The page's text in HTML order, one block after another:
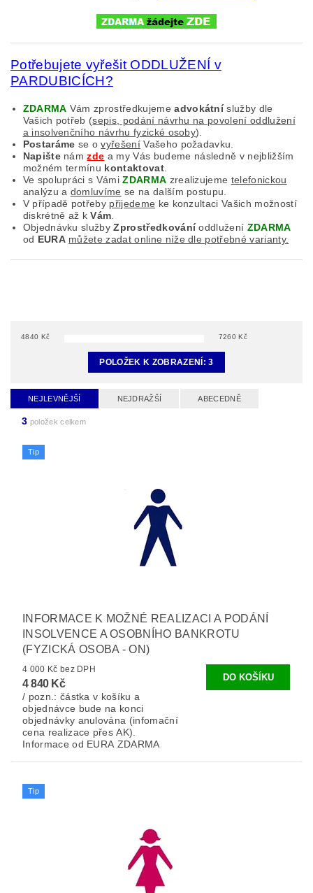
Potřebujete vyřešit ODDLUŽENÍ v
PARDUBICÍCH?
ZDARMA Vám zprostředkujemeadvokátníslužby dle
Vašich potřeb (sepis, podání návrhu na povolení oddlužení
a insolvenčního návrhu fyzické osoby).
Postaráme se ovyřešeníVašeho požadavku.
Napištenámzde a my Vás budeme následně v nejbližším
možném termínu kontaktovat.
Ve spolupráci s VámiZDARMA zrealizujeme telefonickou
analýzu a domluvíme se na dalším postupu.
V případě potřeby přijedeme ke konzultaci Vašich možností
diskrétně až kVám
Objednávku službyZprostředkováníoddlužení ZDARMA
od EURA můžete zadat online níže dle potřebné varianty.
4840 Kč 7260 Kč
POLOŽEK K ZOBRAZENÍ:3
NEJLEVNĚJŠÍ NEJDRAŽŠÍ ABECEDNĚ
3 položek celkem
Tip
INFORMACE K MOŽNÉ REALIZACI A PODÁNÍ
INSOLVENCE A OSOBNÍHO BANKROTU
(FYZICKÁ OSOBA - ON)
4 000 Kč bez DPH
4 840 Kč
/ pozn.: částka v košíku a
objednávce bude na konci
objednávky anulována (infomační
cena realizace přes AK).
Informace od EURA ZDARMA
Tip